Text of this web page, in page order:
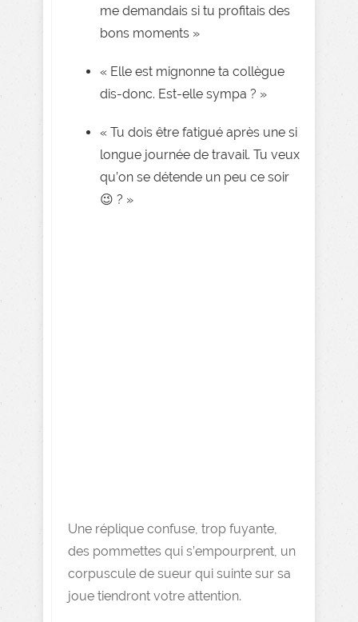
me demandais si tu profitais des
bons moments »
« Elle est mignonne ta collègue
dis-donc. Est-elle sympa ? »
« Tu dois être fatigué après une si
longue journée de travail. Tu veux
qu’on se détende un peu ce soir
😉 ? »
Une réplique confuse, trop fuyante,
des pommettes qui s’empourprent, un
corpuscule de sueur qui suinte sur sa
joue tiendront votre attention.